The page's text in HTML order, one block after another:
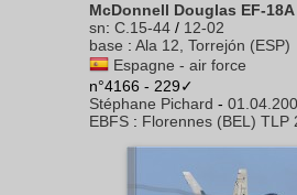
McDonnell Douglas EF-
sn: C.15-44 / 12-02
base : Ala 12, Torrejón (ESP)
Espagne - air force
n°4166 - 229✓
Stéphane Pichard -
EBFS : Florennes (BEL) TLP